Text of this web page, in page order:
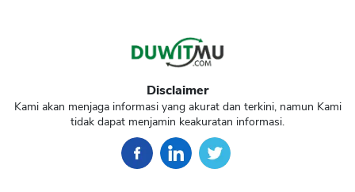
Disclaimer
Kami akan menjaga informasi yang akurat dan terkini, namun Kami
tidak dapat menjamin keakuratan informasi.